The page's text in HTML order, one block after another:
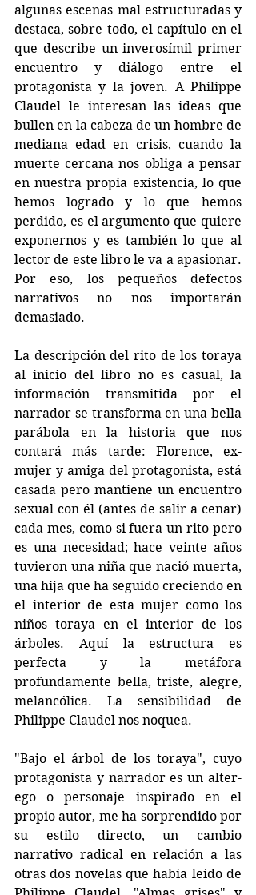
algunas escenas mal estructuradas y
destaca, sobre todo, el capítulo en el
que describe un inverosímil primer
encuentro y diálogo entre el
protagonista y la joven. A Philippe
Claudel le interesan las ideas que
bullen en la cabeza de un hombre de
mediana edad en crisis, cuando la
muerte cercana nos obliga a pensar
en nuestra propia existencia, lo que
hemos logrado y lo que hemos
perdido, es el argumento que quiere
exponernos y es también lo que al
lector de este libro le va a apasionar.
Por eso, los pequeños defectos
narrativos no nos importarán
demasiado.
La descripción del rito de los toraya
al inicio del libro no es casual, la
información transmitida por el
narrador se transforma en una bella
parábola en la historia que nos
contará más tarde: Florence, ex-
mujer y amiga del protagonista, está
casada pero mantiene un encuentro
sexual con él (antes de salir a cenar)
cada mes, como si fuera un rito pero
es una necesidad; hace veinte años
tuvieron una niña que nació muerta,
una hija que ha seguido creciendo en
el interior de esta mujer como los
niños toraya en el interior de los
árboles. Aquí la estructura es
perfecta y la metáfora
profundamente bella, triste, alegre,
melancólica. La sensibilidad de
Philippe Claudel nos noquea.
"Bajo el árbol de los toraya", cuyo
protagonista y narrador es un alter-
ego o personaje inspirado en el
propio autor, me ha sorprendido por
su estilo directo, un cambio
narrativo radical en relación a las
otras dos novelas que había leído de